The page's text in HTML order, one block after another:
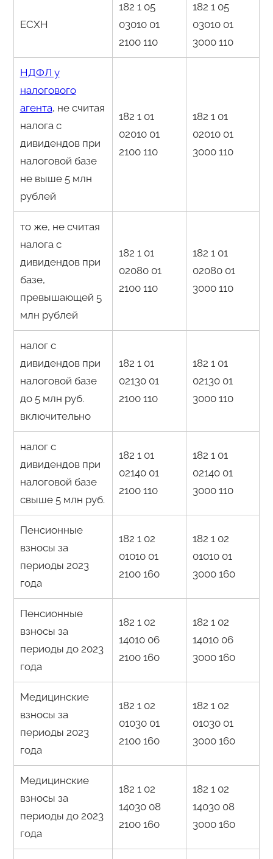
ЕСХН
182 1 05
03010 01
2100 110
182 1 05
03010 01
3000 110
НДФЛ у
налогового
агента, не считая
налога с
дивидендов при
налоговой базе
не выше 5 млн
рублей
182 1 01
02010 01
2100 110
182 1 01
02010 01
3000 110
то же, не считая
налога с
дивидендов при
базе,
превышающей 5
млн рублей
182 1 01
02080 01
2100 110
182 1 01
02080 01
3000 110
налог с
дивидендов при
налоговой базе
до 5 млн руб.
включительно
182 1 01
02130 01
2100 110
182 1 01
02130 01
3000 110
налог с
дивидендов при
налоговой базе
свыше 5 млн руб.
182 1 01
02140 01
2100 110
182 1 01
02140 01
3000 110
Пенсионные
взносы за
периоды 2023
года
182 1 02
01010 01
2100 160
182 1 02
01010 01
3000 160
Пенсионные
взносы за
периоды до 2023
года
182 1 02
14010 06
2100 160
182 1 02
14010 06
3000 160
Медицинские
взносы за
периоды 2023
года
182 1 02
01030 01
2100 160
182 1 02
01030 01
3000 160
Медицинские
взносы за
периоды до 2023
года
182 1 02
14030 08
2100 160
182 1 02
14030 08
3000 160